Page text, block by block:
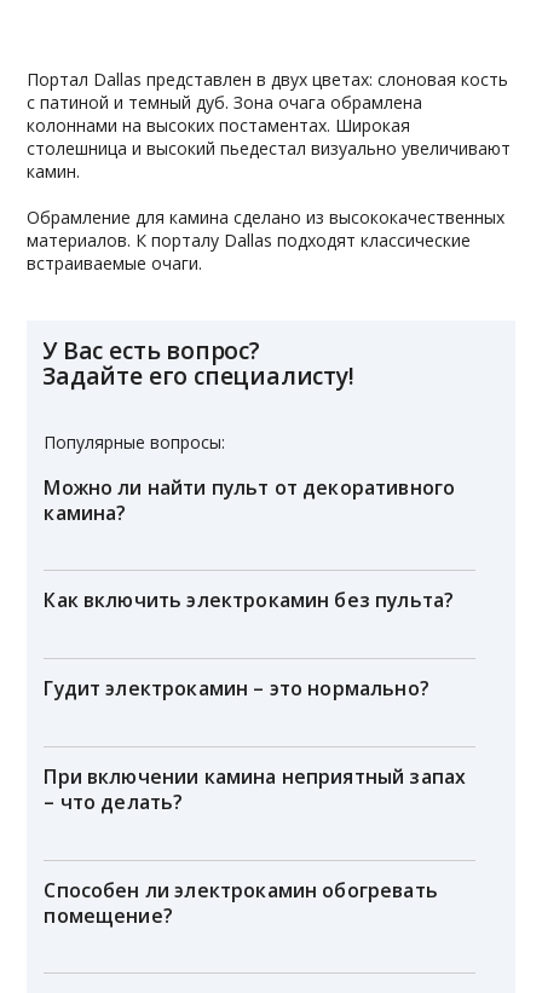
Портал Dallas представлен в двух цветах: слоновая кость
с патиной и темный дуб. Зона очага обрамлена
колоннами на высоких постаментах. Широкая
столешница и высокий пьедестал визуально увеличивают
камин.
Обрамление для камина сделано из высококачественных
материалов. К порталу Dallas подходят классические
встраиваемые очаги.
У Вас есть вопрос?
Задайте его специалисту!
Популярные вопросы:
Можно ли найти пульт от декоративного
камина?
Как включить электрокамин без пульта?
Гудит электрокамин – это нормально?
При включении камина неприятный запах
– что делать?
Способен ли электрокамин обогревать
помещение?